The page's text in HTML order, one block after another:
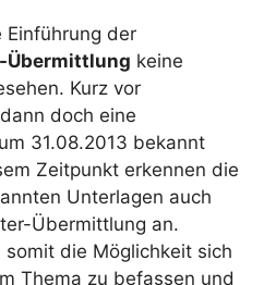
der
Übermittlung keine
Kurz vor
doch eine
31.08.2013 bekannt
Zeitpunkt erkennen die
Unterlagen auch
Übermittlung an.
die Möglichkeit sich
Thema zu befassen und